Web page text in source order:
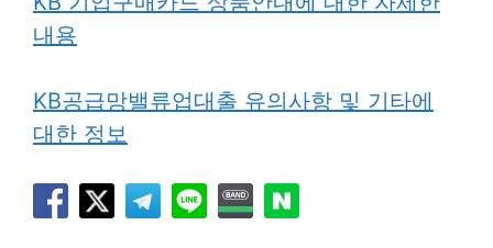
내용
KB공급망밸류업대출 유의사항 및 기타에
대한 정보